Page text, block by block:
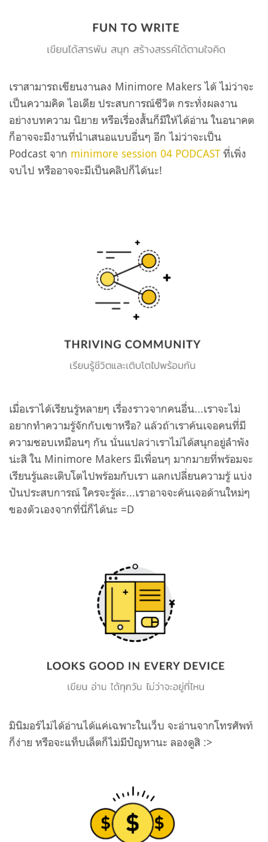
เราสามารถเขียนงานลง Minimore Makers ได้ ไม่ว่าจะ
เป็นความคิด ไอเดีย ประสบการณ์ชีวิต กระทั่งผลงาน
อย่างบทความ นิยาย หรือเรื่องสั้นก็มีให้ได้อ่าน ในอนาคต
ก็อาจจะมีงานที่นำเสนอแบบอื่นๆ อีก ไม่ว่าจะเป็น
Podcast จาก minimore session 04 PODCASTที่เพิ่ง
จบไป หรืออาจจะมีเป็นคลิปก็ได้นะ!
เมื่อเราได้เรียนรู้หลายๆ เรื่องราวจากคนอื่น...เราจะไม่
อยากทำความรู้จักกับเขาหรือ? แล้วถ้าเราค้นเจอคนที่มี
ความชอบเหมือนๆ กัน นั่นแปลว่าเราไม่ได้สนุกอยู่ลำพัง
น่ะสิ ใน Minimore Makers มีเพื่อนๆ มากมายที่พร้อมจะ
เรียนรู้และเติบโตไปพร้อมกับเรา แลกเปลี่ยนความรู้ แบ่ง
ปันประสบการณ์ ใครจะรู้ล่ะ...เราอาจจะค้นเจอด้านใหม่ๆ
ของตัวเองจากที่นี่ก็ได้นะ =D
มินิมอร์ไม่ได้อ่านได้แค่เฉพาะในเว็บ จะอ่านจากโทรศัพท์
ก็ง่าย หรือจะแท็บเล็ตก็ไม่มีปัญหานะ ลองดูสิ :>